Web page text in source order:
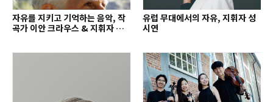
자유를 지키고 기억하는 음악, 작
곡가 이안 크라우스 & 지휘자 배
유럽 무대에서의 자유, 지휘자 성
시연